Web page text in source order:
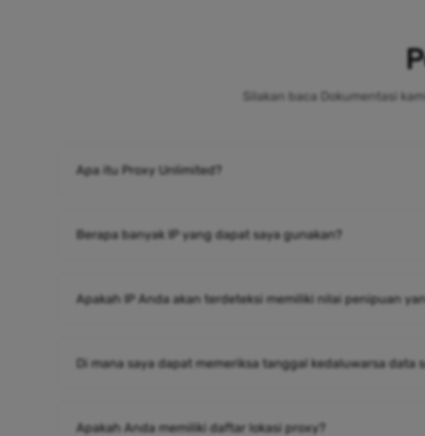
Silakan baca Dokumentasi
Apa itu Proxy Unlimited?
Berapa banyak IP yang dapat saya gunakan?
Apakah IP Anda akan terdeteksi memiliki nilai penipuan
Di mana saya dapat memeriksa tanggal kedaluwarsa data
Apakah Anda memiliki daftar lokasi proxy?